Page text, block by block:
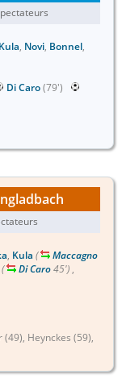
Kula, Novi, Bonnel,
Di Caro(79')
, Kula (
Maccagno
( Di Caro45') ,
Heynckes (59),